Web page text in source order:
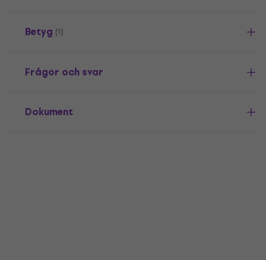
Betyg (1)
Frågor och svar
Dokument